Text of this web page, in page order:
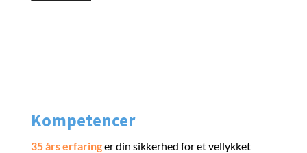
Kompetencer
35 års erfaringer din sikkerhed for et vellykket